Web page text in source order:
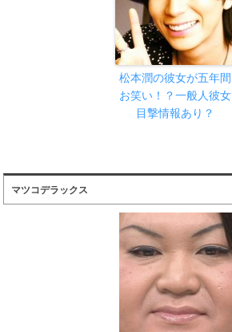
松本潤の彼女が五年間
お笑い！？一般人彼女
目撃情報あり？
マツコデラックス